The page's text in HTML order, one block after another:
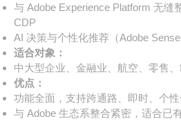
与 Adobe Experience Platform 无缝
CDP
AI 决策与个性化推荐（Adobe Sensei
适合对象：
中大型企业、金融业、航空、零售
优点：
功能全面，支持跨通路、即时、个
与 Adobe 生态系整合紧密，适合已